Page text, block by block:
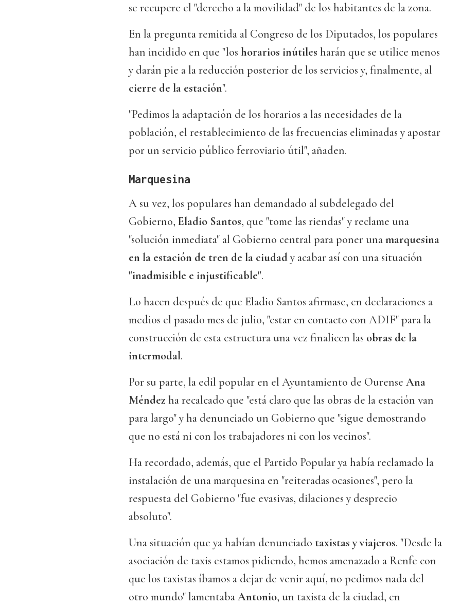
se recupere el "derecho a la movilidad" de los habitantes de la zona.
En la pregunta remitida al Congreso de los Diputados, los populares
han incidido en que "los horarios inútiles harán que se utilice menos
y darán pie a la reducción posterior de los servicios y, finalmente, al
cierre de la estación".
"Pedimos la adaptación de los horarios a las necesidades de la
población, el restablecimiento de las frecuencias eliminadas y apostar
por un servicio público ferroviario útil", añaden.
Marquesina
A su vez, los populares han demandado al subdelegado del
Gobierno, Eladio Santos, que "tome las riendas" y reclame una
"solución inmediata" al Gobierno central para poner unamarquesina
en la estación de tren de la ciudady acabar así con una situación
"inadmisible e injustificable".
Lo hacen después de que Eladio Santos afirmase, en declaraciones a
medios el pasado mes de julio, "estar en contacto con ADIF" para la
construcción de esta estructura una vez finalicen las obras de la
intermodal.
Por su parte, la edil popular en el Ayuntamiento de Ourense Ana
Méndez ha recalcado que "está claro que las obras de la estación van
para largo" y ha denunciado un Gobierno que "sigue demostrando
que no está ni con los trabajadores ni con los vecinos".
Ha recordado, además, que el Partido Popular ya había reclamado la
instalación de una marquesina en "reiteradas ocasiones", pero la
respuesta del Gobierno "fue evasivas, dilaciones y desprecio
absoluto".
Una situación que ya habían denunciado taxistas y viajeros. "Desde la
asociación de taxis estamos pidiendo, hemos amenazado a Renfe con
que los taxistas íbamos a dejar de venir aquí, no pedimos nada del
otro mundo" lamentabaAntonio, un taxista de la ciudad, en